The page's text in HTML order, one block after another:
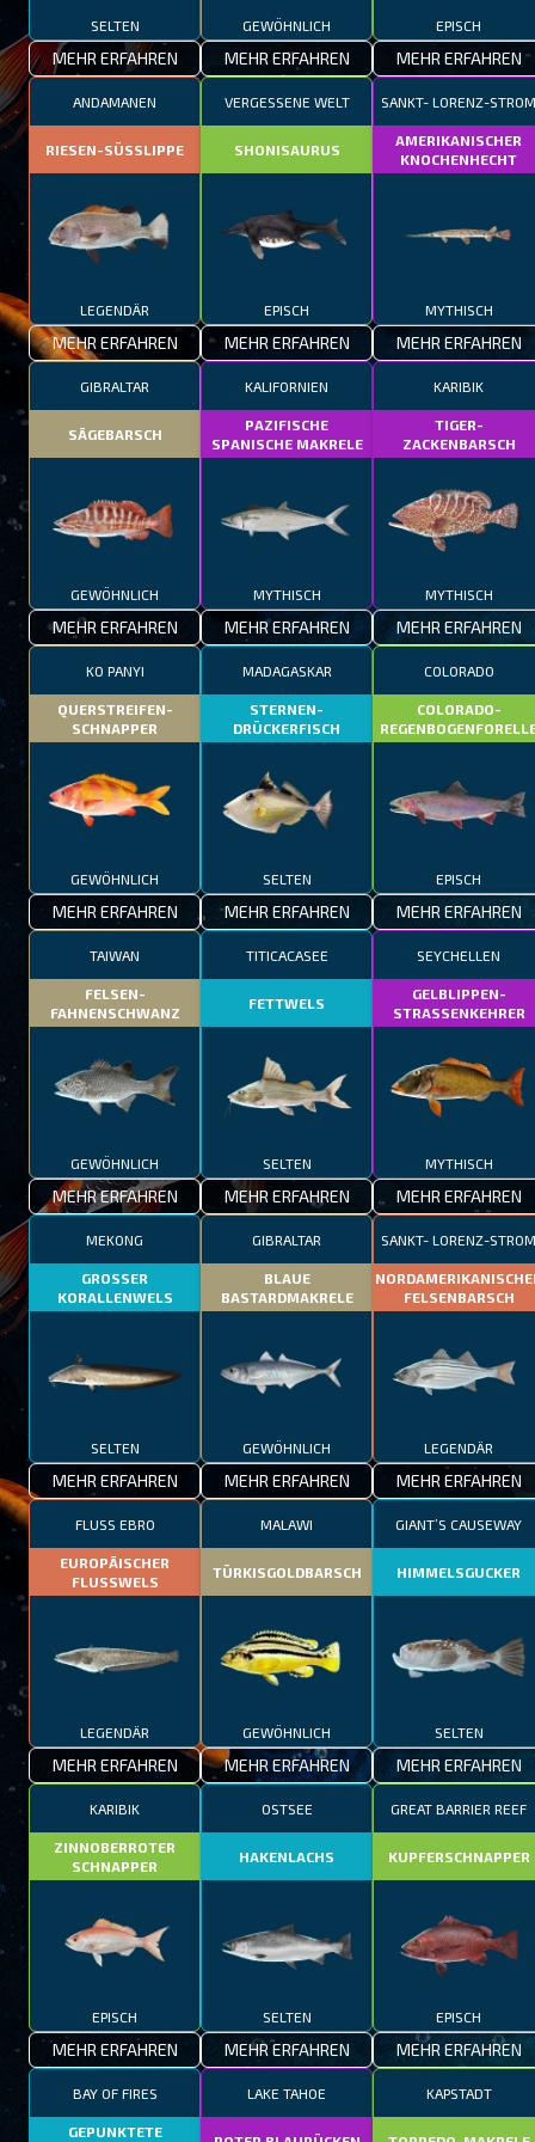
SELTEN
MEHR ERFAHREN
GEWÖHNLICH
MEHR ERFAHREN
EPISCH
MEHR ERFAHREN
ANDAMANEN
RIESEN-SÜSSLIPPE
LEGENDÄR
MEHR ERFAHREN
VERGESSENE WELT
SHONISAURUS
EPISCH
MEHR ERFAHREN
SANKT- LORENZ-STROM
AMERIKANISCHER
KNOCHENHECHT
MYTHISCH
MEHR ERFAHREN
GIBRALTAR
SÄGEBARSCH
GEWÖHNLICH
MEHR ERFAHREN
KALIFORNIEN
PAZIFISCHE
SPANISCHE MAKRELE
MYTHISCH
MEHR ERFAHREN
KARIBIK
TIGER-
ZACKENBARSCH
MYTHISCH
MEHR ERFAHREN
KO PANYI
QUERSTREIFEN-
SCHNAPPER
GEWÖHNLICH
MEHR ERFAHREN
MADAGASKAR
STERNEN-
DRÜCKERFISCH
SELTEN
MEHR ERFAHREN
COLORADO
COLORADO-
EPISCH
MEHR ERFAHREN
TAIWAN
FELSEN-
FAHNENSCHWANZ
GEWÖHNLICH
MEHR ERFAHREN
TITICACASEE
FETTWELS
SELTEN
MEHR ERFAHREN
SEYCHELLEN
GELBLIPPEN-
STRASSENKEHRER
MYTHISCH
MEHR ERFAHREN
MEKONG
GROSSER
KORALLENWELS
SELTEN
MEHR ERFAHREN
GIBRALTAR
BLAUE
BASTARDMAKRELE
GEWÖHNLICH
MEHR ERFAHREN
SANKT- LORENZ-STROM
FELSENBARSCH
LEGENDÄR
MEHR ERFAHREN
FLUSS EBRO
EUROPÄISCHER
FLUSSWELS
LEGENDÄR
MEHR ERFAHREN
MALAWI
TÜRKISGOLDBARSCH
GEWÖHNLICH
MEHR ERFAHREN
GIANT’S CAUSEWAY
HIMMELSGUCKER
SELTEN
MEHR ERFAHREN
KARIBIK
ZINNOBERROTER
SCHNAPPER
EPISCH
MEHR ERFAHREN
OSTSEE
HAKENLACHS
SELTEN
MEHR ERFAHREN
GREAT BARRIER REEF
KUPFERSCHNAPPER
EPISCH
MEHR ERFAHREN
BAY OF FIRES
GEPUNKTETE
LAKE TAHOE KAPSTADT